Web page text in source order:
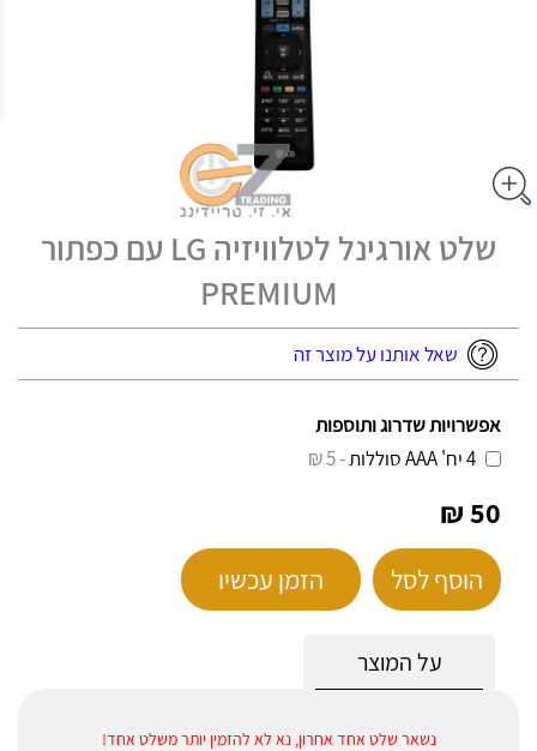
שלט אורגינל לטלוויזיה LG עם כפתור
PREMIUM
שאל אותנו על מוצר זה
אפשרויות שדרוג ותוספות
4 יח' AAA סוללות
- 5 ₪
50 ₪
הוסף לסל הזמן עכשיו
על המוצר
נשאר שלט אחד אחרון, נא לא להזמין יותר משלט אחד!